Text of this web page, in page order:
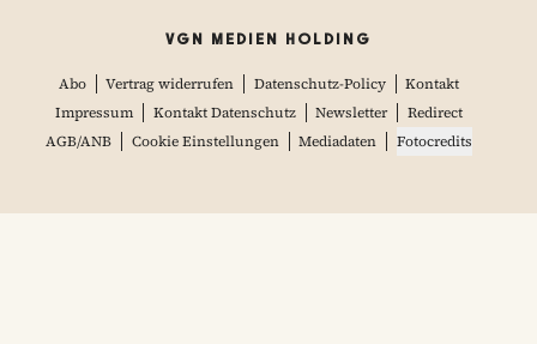
VGN MEDIEN HOLDING
Abo Vertrag widerrufen Datenschutz-Policy
Kontakt
Impressum
Kontakt Datenschutz Newsletter
Redirect
AGB/ANB
Cookie Einstellungen Mediadaten Fotocredits